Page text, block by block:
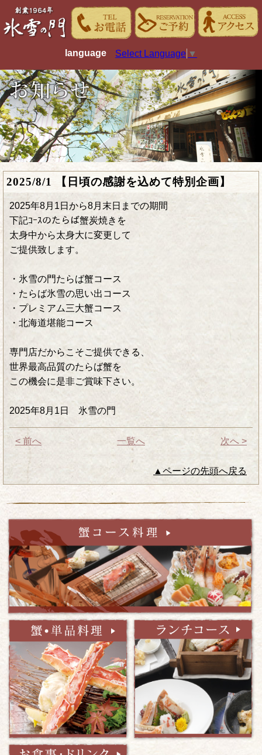
language Select Language ▼
2025/8/1 【日頃の感謝を込めて特別企画】
2025年8月1日から8月末日までの期間
下記ｺｰｽのたらば蟹炭焼きを
太身中から太身大に変更して
ご提供致します。
・氷雪の門たらば蟹コース
・たらば氷雪の思い出コース
・プレミアム三大蟹コース
・北海道堪能コース
専門店だからこそご提供できる、
世界最高品質のたらば蟹を
この機会に是非ご賞味下さい。
2025年8月1日 氷雪の門
< 前へ 一覧へ 次へ >
▲ページの先頭へ戻る